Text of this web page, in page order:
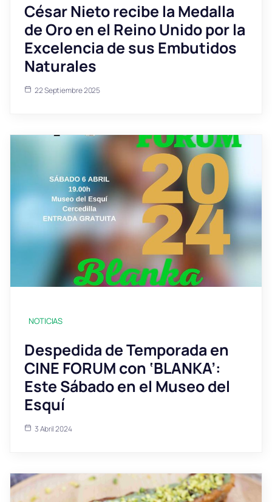
César Nieto recibe la Medalla
de Oro en el Reino Unido por la
Excelencia de sus Embutidos
Naturales
22 Septiembre 2025
NOTICIAS
Despedida de Temporada en
CINE FORUM con ‘BLANKA’:
Este Sábado en el Museo del
Esquí
3 Abril 2024